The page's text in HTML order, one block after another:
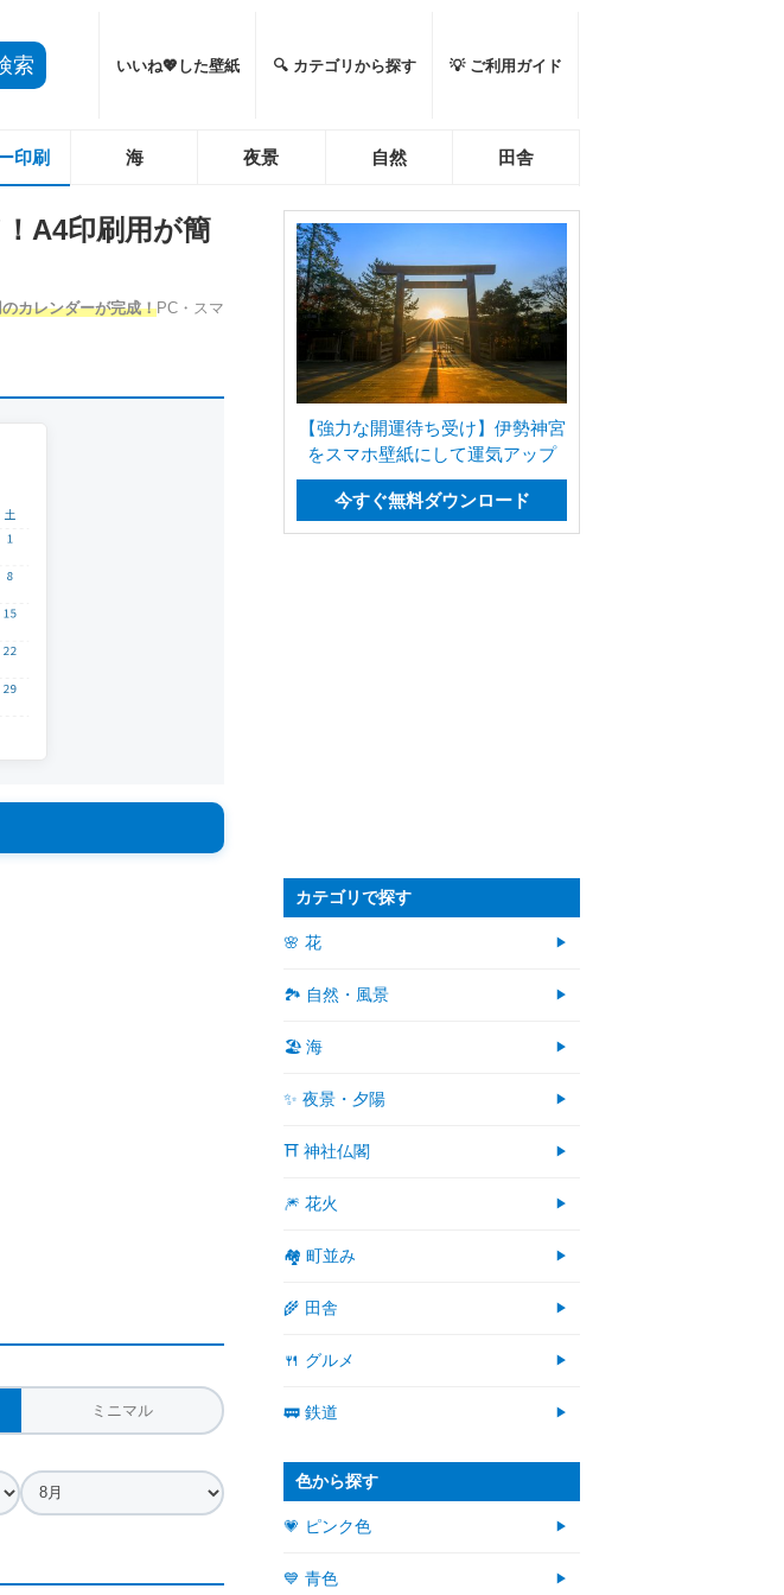
いいね💖した壁紙 🔍 カテゴリから探す 💡 ご利用ガイド
印刷 海 夜景 自然 田舎
A4印刷用が簡
カレンダーが完成！PC・スマ
ミニマル
【強力な開運待ち受け】伊勢神宮
をスマホ壁紙にして運気アップ
今すぐ無料ダウンロード
カテゴリで探す
🌸 花
🏞️ 自然・風景
🏖 海
✨ 夜景・夕陽
⛩ 神社仏閣
🎆 花火
🏘 町並み
🌾 田舎
🍴 グルメ
🚃 鉄道
色から探す
💗 ピンク色
💙 青色